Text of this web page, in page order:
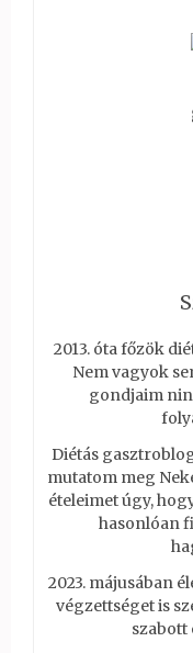
2013. óta főzök
Nem vagyok
gondjaim
Diétás
mutatom meg
ételeimet úgy,
hasonlóan
2023. májusában
végzettséget is
szabott